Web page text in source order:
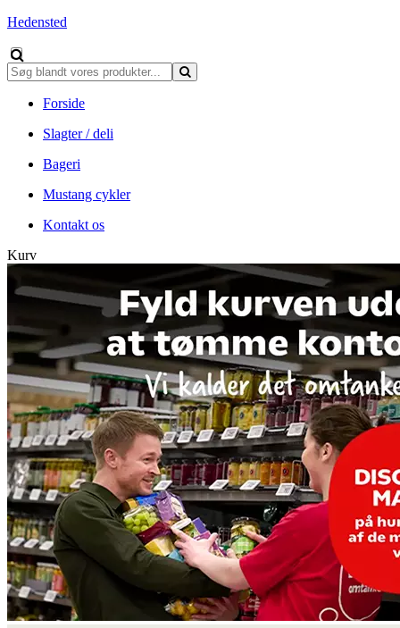
Hedensted
Forside
Slagter / deli
Bageri
Mustang cykler
Kontakt os
Kurv